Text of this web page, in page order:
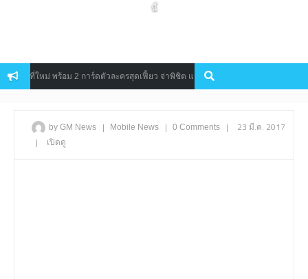
นี้
ที่ใหม่ พร้อม 2 การ์ดตัวละครสุดเฟี้ยว จ่าพิชิต และ อีเจี๊ยบ!
by GM News | Mobile News | 0 Comments |
23 มี.ค. 2017
|
เปิดดู